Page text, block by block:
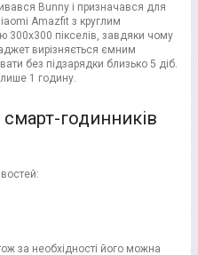
Bunny і призначався для
Amazfit з круглим
300х300 пікселів, завдяки чому
вирізняється ємним
без підзарядки близько 5 діб.
1 годину.
годинників
за необхідності його можна